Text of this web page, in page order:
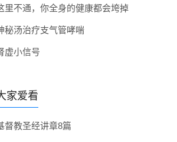
里不通，你全身的健康都会垮掉
秘汤治疗支气管哮喘
虚小信号
家爱看
督教圣经讲章8篇